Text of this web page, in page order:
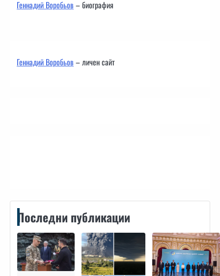
Геннадий Воробьов– биография
Геннадий Воробьов– личен сайт
Последни публикации